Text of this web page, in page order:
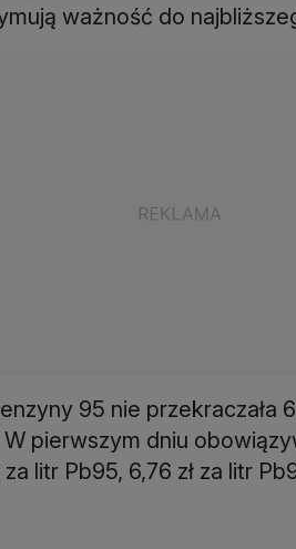
ważność do
95 nie przekraczała
W pierwszym dniu
litr Pb95, 6,76 zł za litr